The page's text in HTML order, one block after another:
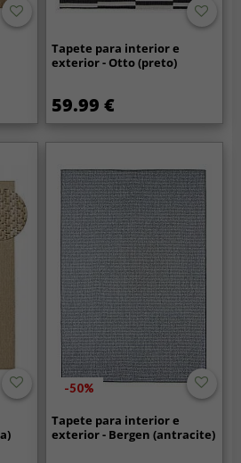
Tapete para interior e
exterior - Otto (preto)
59.99 €
-50%
Tapete para interior e
exterior - Bergen (antracite)